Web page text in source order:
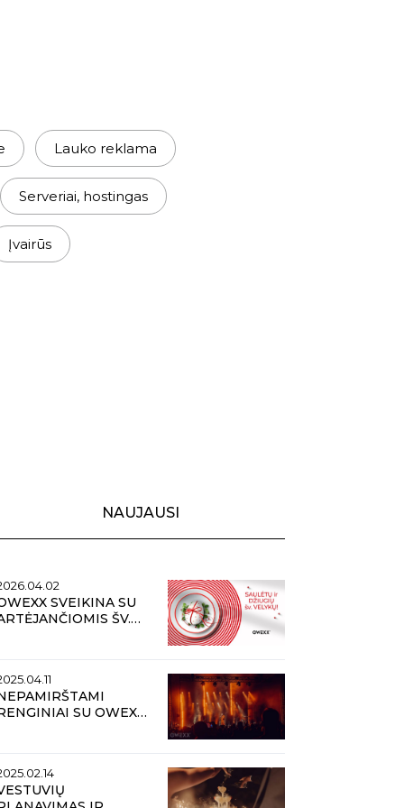
Lauko reklama
Serveriai, hostingas
Įvairūs
NAUJAUSI
SVEIKINA SU
ŠV.
SU OWEXX: